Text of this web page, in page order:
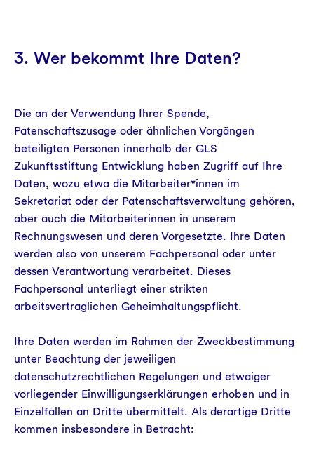
3. Wer bekommt Ihre Daten?
Die an der Verwendung Ihrer Spende,
Patenschaftszusage oder ähnlichen Vorgängen
beteiligten Personen innerhalb der GLS
Zukunftsstiftung Entwicklung haben Zugriff auf Ihre
Daten, wozu etwa die Mitarbeiter*innen im
Sekretariat oder der Patenschaftsverwaltung gehören,
aber auch die Mitarbeiterinnen in unserem
Rechnungswesen und deren Vorgesetzte. Ihre Daten
werden also von unserem Fachpersonal oder unter
dessen Verantwortung verarbeitet. Dieses
Fachpersonal unterliegt einer strikten
arbeitsvertraglichen Geheimhaltungspflicht.
Ihre Daten werden im Rahmen der Zweckbestimmung
unter Beachtung der jeweiligen
datenschutzrechtlichen Regelungen und etwaiger
vorliegender Einwilligungserklärungen erhoben und in
Einzelfällen an Dritte übermittelt. Als derartige Dritte
kommen insbesondere in Betracht: